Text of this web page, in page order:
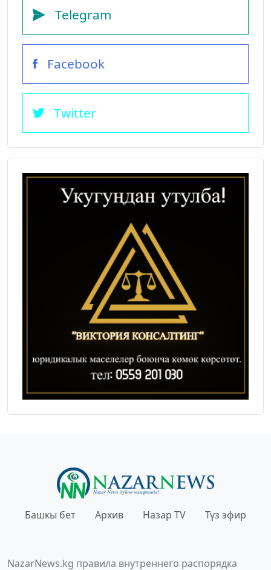
Telegram
Facebook
Twitter
Башкы бет Архив Назар TV Түз эфир
NazarNews.kg правила внутреннего распорядка